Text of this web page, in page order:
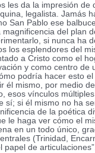
les da la impresión de
legalista. Jamás
San Pablo ese
del plan
si nunca ha
los esplendores del
a Cristo como el
y como centro de
podría hacer esto
él mismo, por medio
esos vínculos
sí; si él mismo no ha
de la poética
le haga ver cómo el
en un todo único,
(Trinidad,
papel de